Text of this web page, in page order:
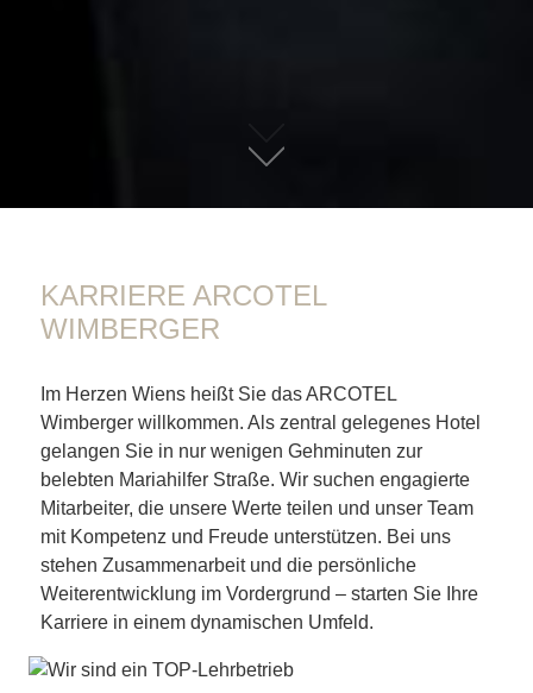
01
KARRIERE ARCOTEL
WIMBERGER
Im Herzen Wiens heißt Sie das ARCOTEL
Wimberger willkommen. Als zentral gelegenes Hotel
gelangen Sie in nur wenigen Gehminuten zur
belebten Mariahilfer Straße. Wir suchen engagierte
Mitarbeiter, die unsere Werte teilen und unser Team
mit Kompetenz und Freude unterstützen. Bei uns
stehen Zusammenarbeit und die persönliche
Weiterentwicklung im Vordergrund – starten Sie Ihre
Karriere in einem dynamischen Umfeld.